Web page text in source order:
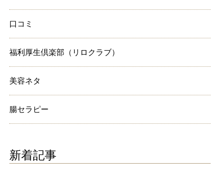
口コミ
福利厚生倶楽部（リロクラブ）
美容ネタ
腸セラピー
新着記事